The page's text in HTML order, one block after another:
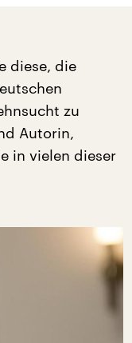
diese, die
zu
Autorin,
in vielen dieser